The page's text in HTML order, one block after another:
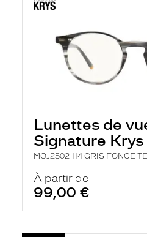
Lunettes de
Signature Krys
MOJ2502 114 GRIS FONCE
À partir de
99,00 €